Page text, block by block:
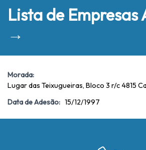
Lista de Empresas
→
Morada:
Lugar das Teixugueiras, Bloco 3 r/c 4815
Data de Adesão: 15/12/1997